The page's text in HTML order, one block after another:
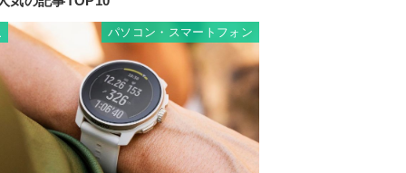
パソコン・スマートフォン